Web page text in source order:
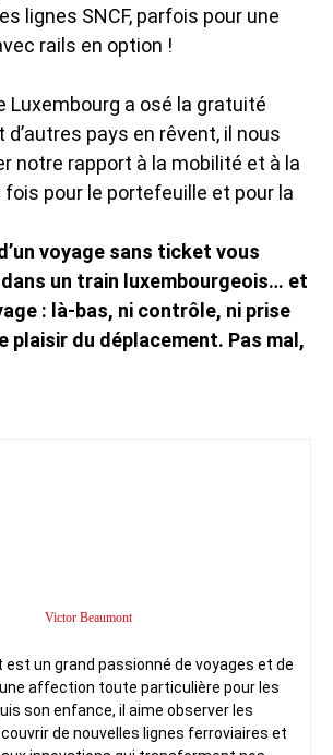
lignes SNCF, parfois pour une
rails en option !
Luxembourg a osé la gratuité
pays en rêvent, il nous
notre rapport à la mobilité et à la
pour le portefeuille et pour la
voyage sans ticket vous
un train luxembourgeois… et
: là-bas, ni contrôle, ni prise
plaisir du déplacement. Pas mal,
Victor Beaumont
un grand passionné de voyages et de
affection toute particulière pour les
son enfance, il aime observer les
de nouvelles lignes ferroviaires et